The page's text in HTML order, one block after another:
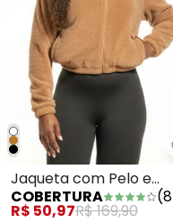
Jaqueta com Pelo e
Zíper Marrom
COBERTURA (8
R$ 50,97R$ 169,90